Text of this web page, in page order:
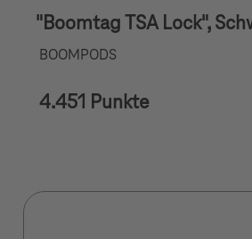
"Boomtag TSA Lock",
BOOMPODS
4.451 Punkte